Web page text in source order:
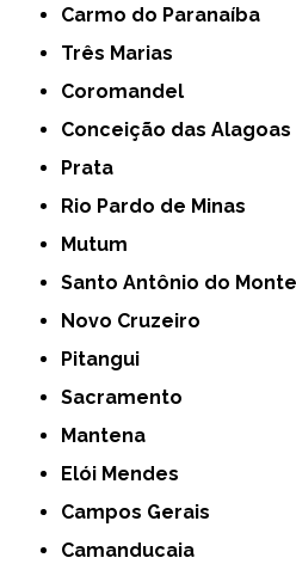
Carmo do Paranaíba
Três Marias
Coromandel
Conceição das Alagoas
Prata
Rio Pardo de Minas
Mutum
Santo Antônio do Monte
Novo Cruzeiro
Pitangui
Sacramento
Mantena
Elói Mendes
Campos Gerais
Camanducaia